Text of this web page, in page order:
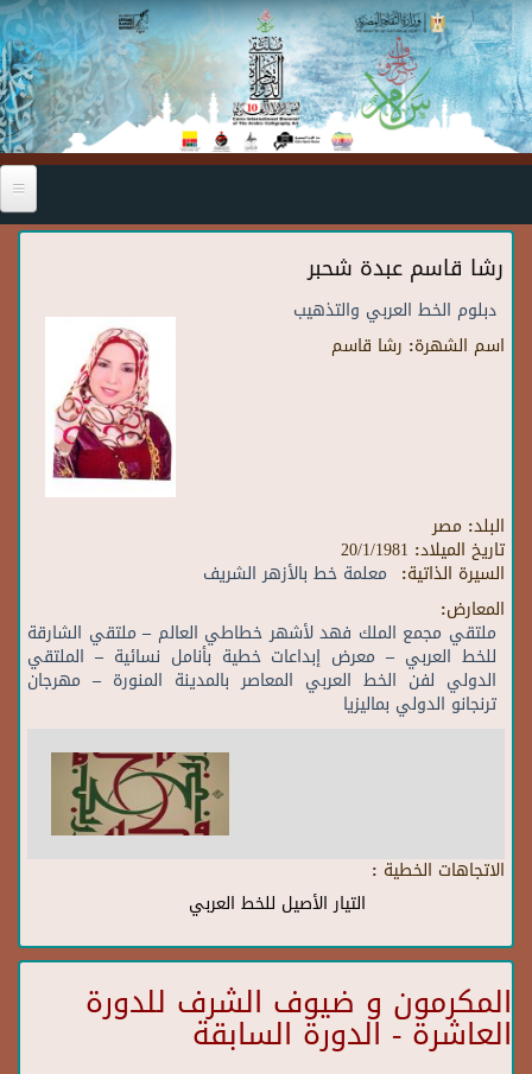
Skip to main content
رشا قاسم عبدة شحبر
دبلوم الخط العربي والتذهيب
اسم الشهرة: رشا قاسم
البلد: مصر
تاريخ الميلاد: 20/1/1981
السيرة الذاتية: معلمة خط بالأزهر الشريف
المعارض:
ملتقي مجمع الملك فهد لأشهر خطاطي العالم – ملتقي الشارقة
للخط العربي – معرض إبداعات خطية بأنامل نسائية – الملتقي
الدولي لفن الخط العربي المعاصر بالمدينة المنورة – مهرجان
ترنجانو الدولي بماليزيا
الاتجاهات الخطية :
التيار الأصيل للخط العربي
المكرمون و ضيوف الشرف للدورة
العاشرة - الدورة السابقة